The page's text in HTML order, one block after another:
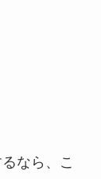
なら、こ